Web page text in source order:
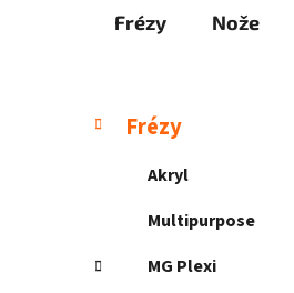
Frézy Nože
P
a
Přeskočit
kategorie
K
a
r
Frézy
Akryl
Multipurpose
MG Plexi